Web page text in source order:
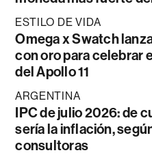
ESTILO DE VIDA
Omega x Swatch
con oro para celebrar
del Apollo 11
ARGENTINA
IPC de julio 2026: de
sería la inflación,
consultoras